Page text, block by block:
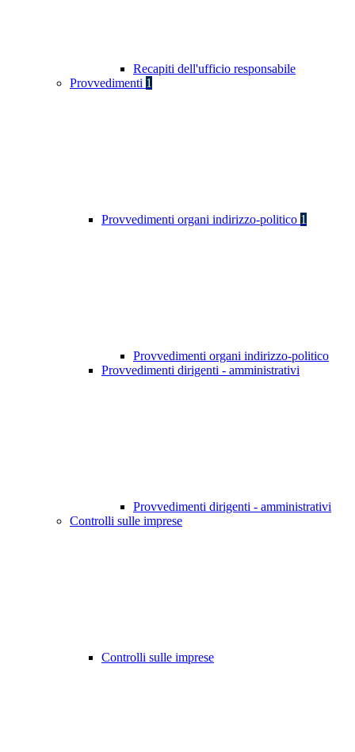
Recapiti dell'ufficio responsabile
Provvedimenti 1
Provvedimenti organi indirizzo-politico 1
Provvedimenti organi indirizzo-politico
Provvedimenti dirigenti - amministrativi
Provvedimenti dirigenti - amministrativi
Controlli sulle imprese
Controlli sulle imprese